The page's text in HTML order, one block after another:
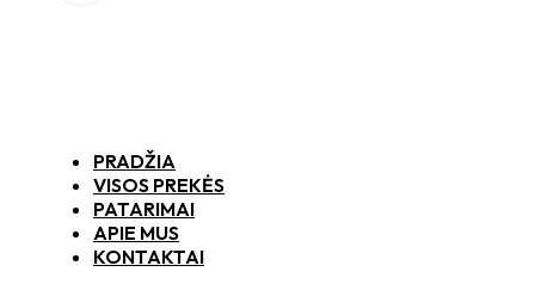
PRADŽIA
VISOS PREKĖS
PATARIMAI
APIE MUS
KONTAKTAI